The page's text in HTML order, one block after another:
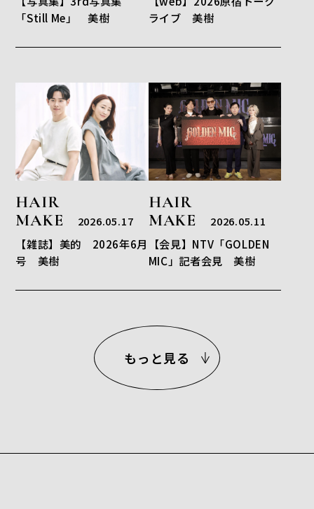
「Still Me」 美樹
ライブ 美樹
HAIR
MAKE
2026.05.17
【雑誌】美的 2026年6月
号 美樹
HAIR
MAKE
2026.05.11
【会見】NTV「GOLDEN
MIC」記者会見 美樹
もっと見る